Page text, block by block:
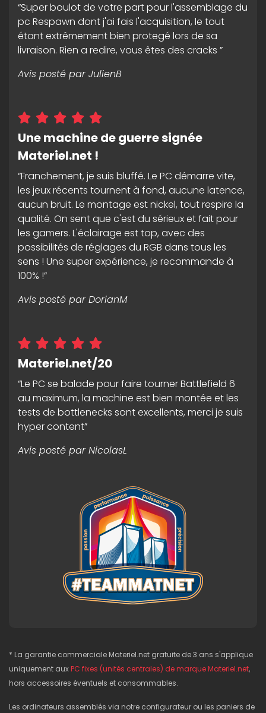
“Super boulot de votre part pour l'assemblage du
pc Respawn dont j'ai fais l'acquisition, le tout
étant extrêmement bien protegé lors de sa
livraison. Rien a redire, vous êtes des cracks ”
Avis posté par JulienB
Une machine de guerre signée
Materiel.net !
“Franchement, je suis bluffé. Le PC démarre vite,
les jeux récents tournent à fond, aucune latence,
aucun bruit. Le montage est nickel, tout respire la
qualité. On sent que c'est du sérieux et fait pour
les gamers. L'éclairage est top, avec des
possibilités de réglages du RGB dans tous les
sens ! Une super expérience, je recommande à
100% !”
Avis posté par DorianM
Materiel.net/20
“Le PC se balade pour faire tourner Battlefield 6
au maximum, la machine est bien montée et les
tests de bottlenecks sont excellents, merci je suis
hyper content”
Avis posté par NicolasL
* La garantie commerciale Materiel.net gratuite de 3 ans s'applique
uniquement auxPC fixes (unités centrales) de marque Materiel.net,
hors accessoires éventuels et consommables.
Les ordinateurs assemblés via notre configurateur ou les paniers de